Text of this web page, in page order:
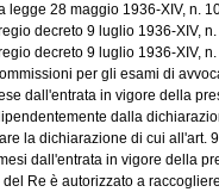
28 maggio 1936-XIV, n.
decreto 9 luglio 1936-XIV,
decreto 9 luglio 1936-XIV, n.
per gli esami di
dall'entrata in vigore della
dalla
la dichiarazione di cui all'art. 9
dall'entrata in vigore della
Re è autorizzato a